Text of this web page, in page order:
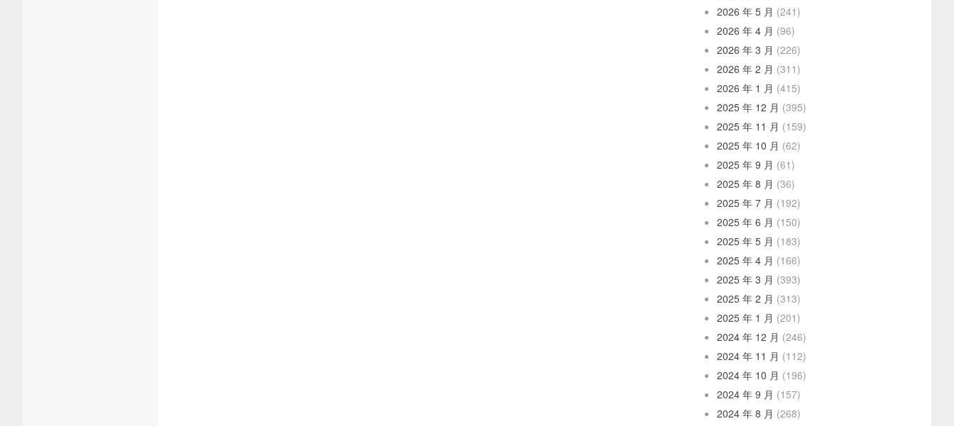
2026 年 5 月 (241)
2026 年 4 月 (96)
2026 年 3 月 (226)
2026 年 2 月 (311)
2026 年 1 月 (415)
2025 年 12 月 (395)
2025 年 11 月 (159)
2025 年 10 月 (62)
2025 年 9 月 (61)
2025 年 8 月 (36)
2025 年 7 月 (192)
2025 年 6 月 (150)
2025 年 5 月 (183)
2025 年 4 月 (166)
2025 年 3 月 (393)
2025 年 2 月 (313)
2025 年 1 月 (201)
2024 年 12 月 (246)
2024 年 11 月 (112)
2024 年 10 月 (196)
2024 年 9 月 (157)
2024 年 8 月 (268)